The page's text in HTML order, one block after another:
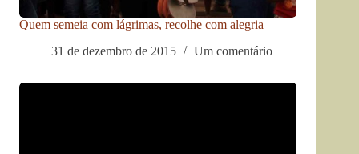
Quem semeia com lágrimas, recolhe com alegria
31 de dezembro de 2015
Um comentário